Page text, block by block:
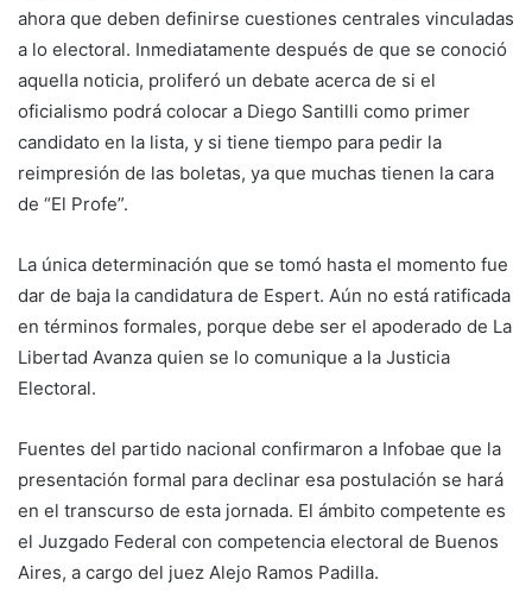
ahora que deben definirse cuestiones centrales vinculadas
a lo electoral. Inmediatamente después de que se conoció
aquella noticia, proliferó un debate acerca de si el
oficialismo podrá colocar a Diego Santilli como primer
candidato en la lista, y si tiene tiempo para pedir la
reimpresión de las boletas, ya que muchas tienen la cara
de “El Profe”.
La única determinación que se tomó hasta el momento fue
dar de baja la candidatura de Espert. Aún no está ratificada
en términos formales, porque debe ser el apoderado de La
Libertad Avanza quien se lo comunique a la Justicia
Electoral.
Fuentes del partido nacional confirmaron a Infobae que la
presentación formal para declinar esa postulación se hará
en el transcurso de esta jornada. El ámbito competente es
el Juzgado Federal con competencia electoral de Buenos
Aires, a cargo del juez Alejo Ramos Padilla.